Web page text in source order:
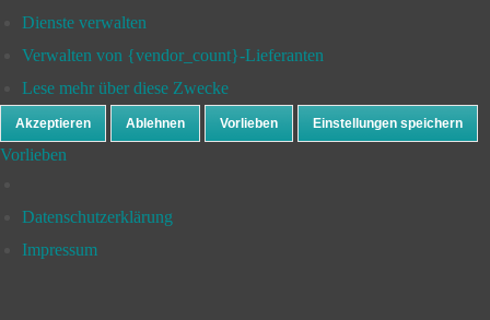
Dienste verwalten
Verwalten von {vendor_count}-Lieferanten
Lese mehr über diese Zwecke
Akzeptieren Ablehnen Vorlieben Einstellungen speichern
Vorlieben
Datenschutzerklärung
Impressum